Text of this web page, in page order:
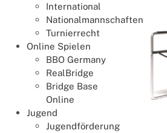
International
Nationalmannschaften
Turnierrecht
Online Spielen
BBO Germany
RealBridge
Bridge Base
Online
Jugend
Jugendförderung